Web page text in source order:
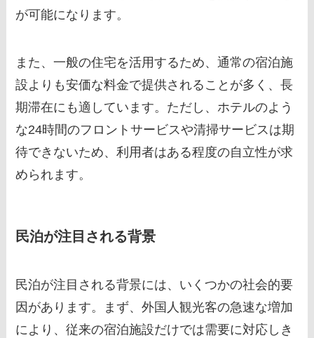
が可能になります。
また、一般の住宅を活用するため、通常の宿泊施
設よりも安価な料金で提供されることが多く、長
期滞在にも適しています。ただし、ホテルのよう
な24時間のフロントサービスや清掃サービスは期
待できないため、利用者はある程度の自立性が求
められます。
民泊が注目される背景
民泊が注目される背景には、いくつかの社会的要
因があります。まず、外国人観光客の急速な増加
により、従来の宿泊施設だけでは需要に対応しき